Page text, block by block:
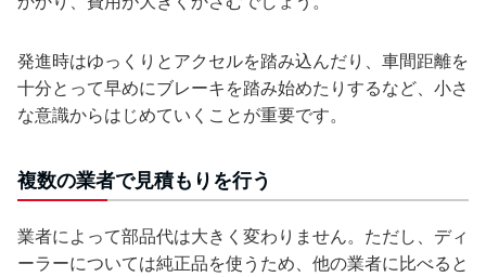
発進時はゆっくりとアクセルを踏み込んだり、車間距離を
十分とって早めにブレーキを踏み始めたりするなど、小さ
な意識からはじめていくことが重要です。
複数の業者で見積もりを行う
業者によって部品代は大きく変わりません。ただし、ディ
ーラーについては純正品を使うため、他の業者に比べると